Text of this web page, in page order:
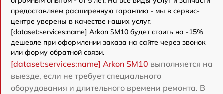
предоставляем расширенную гарантию - мы в сервис-
центре уверены в качестве наших услуг.
[dataset:services:name] Arkon SM10 будет стоить на -15%
дешевле при оформлении заказа на сайте через звонок
или форму обратной связи.
[dataset:services:name] Arkon SM10 выполняется на
выезде, если не требует специального
оборудования и длительного времени ремонта. В